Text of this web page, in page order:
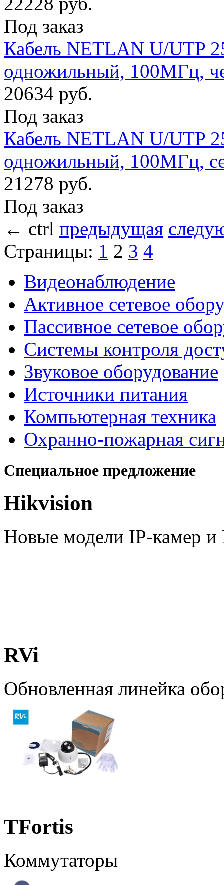
Под заказ
Кабель NETLAN U/UTP
одножильный, 100МГц,
20634 руб.
Под заказ
Кабель NETLAN U/UTP
одножильный, 100МГц,
21278 руб.
Под заказ
← ctrl предыдущая
Страницы: 1 2 3 4
Видеонаблюдение
Активное сетевое
Пассивное сетевое
Системы контроля
Звуковое оборудование
Источники питания
Компьютерная техника
Охранно-пожарная
Специальное предложение
Hikvision
Новые модели IP-камер и
RVi
Обновленная линейка
TFortis
Коммутаторы